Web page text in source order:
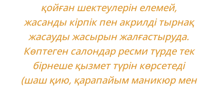
қойған шектеулерін елемей,
жасанды кірпік пен акрилді тырнақ
жасауды жасырын жалғастыруда.
Көптеген салондар ресми түрде тек
бірнеше қызмет түрін көрсетеді
(шаш қию, қарапайым маникюр мен